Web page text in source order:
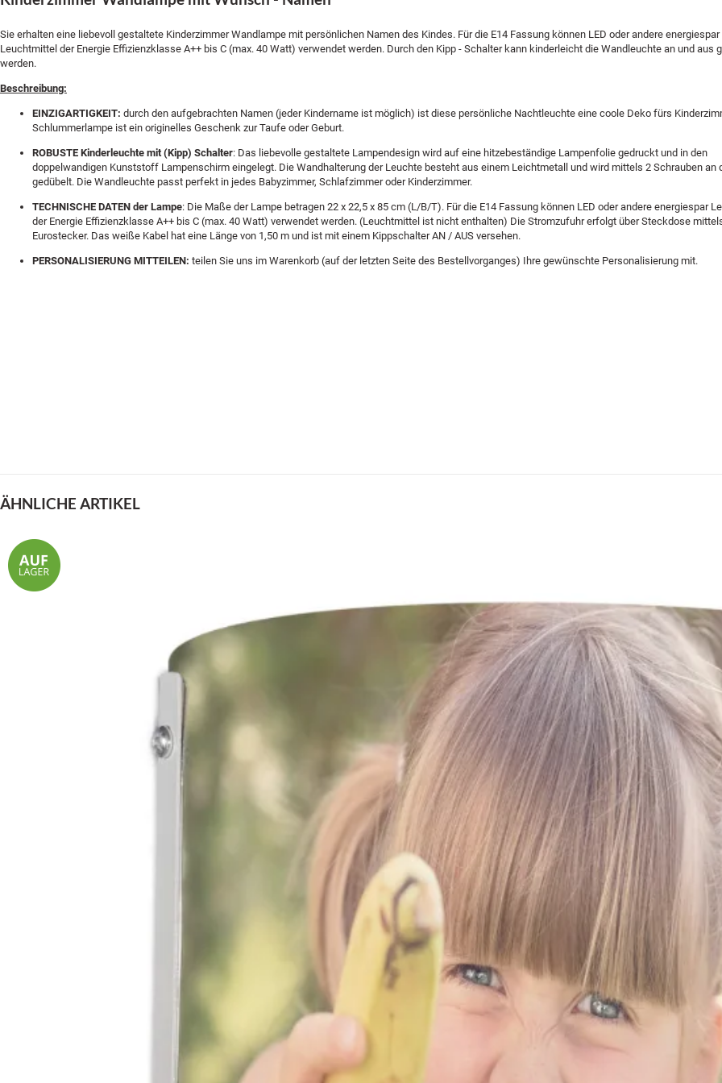
Sie erhalten eine liebevoll gestaltete Kinderzimmer Wandlampe mit persönlichen Namen des Kindes. Für die E14 Fassung können LED oder andere energiespar
Leuchtmittel der Energie Effizienzklasse A++ bis C (max. 40 Watt) verwendet werden. Durch den Kipp - Schalter kann kinderleicht die Wandleuchte an und aus
werden.
Beschreibung:
EINZIGARTIGKEIT: durch den aufgebrachten Namen (jeder Kindername ist möglich) ist diese persönliche Nachtleuchte eine coole Deko fürs
Schlummerlampe ist ein originelles Geschenk zur Taufe oder Geburt.
ROBUSTE Kinderleuchte mit (Kipp) Schalter: Das liebevolle gestaltete Lampendesign wird auf eine hitzebeständige Lampenfolie gedruckt und in den
doppelwandigen Kunststoff Lampenschirm eingelegt. Die Wandhalterung der Leuchte besteht aus einem Leichtmetall und wird mittels 2 Schrauben an
gedübelt. Die Wandleuchte passt perfekt in jedes Babyzimmer, Schlafzimmer oder Kinderzimmer.
TECHNISCHE DATEN der Lampe: Die Maße der Lampe betragen 22 x 22,5 x 85 cm (L/B/T). Für die E14 Fassung können LED oder andere energiespar
der Energie Effizienzklasse A++ bis C (max. 40 Watt) verwendet werden. (Leuchtmittel ist nicht enthalten) Die Stromzufuhr erfolgt über Steckdose
Eurostecker. Das weiße Kabel hat eine Länge von 1,50 m und ist mit einem Kippschalter AN / AUS versehen.
PERSONALISIERUNG MITTEILEN: teilen Sie uns im Warenkorb (auf der letzten Seite des Bestellvorganges) Ihre gewünschte Personalisierung mit.
ÄHNLICHE ARTIKEL